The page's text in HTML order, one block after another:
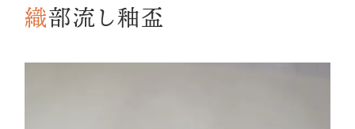
織部流し釉盃